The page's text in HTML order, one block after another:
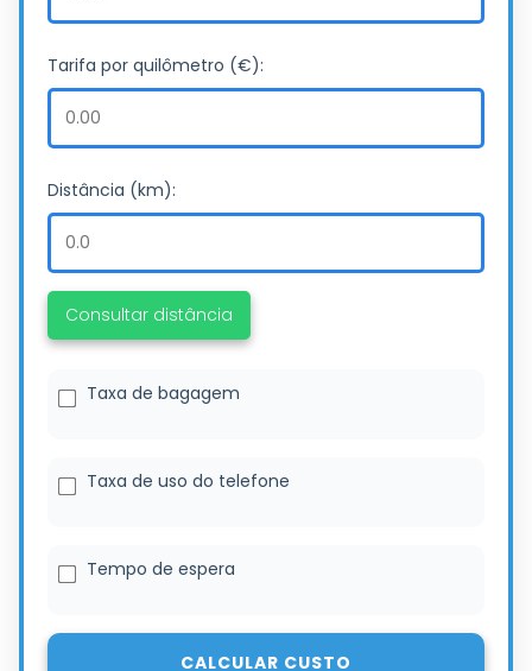
Tarifa por quilômetro (€):
Distância (km):
Consultar distância
Taxa de bagagem
Taxa de uso do telefone
Tempo de espera
CALCULAR CUSTO